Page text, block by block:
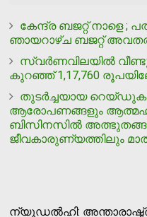
കേന്ദ്ര ബജറ്റ് നാളെ ;
ഞായറാഴ്ച ബജറ്റ്
സ്വർണവിലയിൽ
കുറഞ്ഞ് 1,17,760
തുടര്‍ച്ചയായ
ആരോപണങ്ങളും
ബിസിനസില്‍ അത്ഭുതങ്ങള്‍
ജീവകാരുണ്യത്തിലും
ന്യൂഡൽഹി: